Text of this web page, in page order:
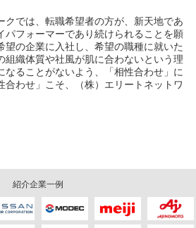
クでは、転職希望者の方が、新天地であ
パフォーマーであり続けられることを願
望の企業に入社し、希望の職種に就いた
組織体質や社風が肌に合わないという理
なることがないよう、「相性合わせ」に
合わせ」こそ、（株）エリートネットワ
紹介企業一例